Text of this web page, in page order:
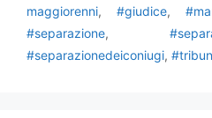
maggiorenni, #giudice,
#separazione,
#separazionedeiconiugi,